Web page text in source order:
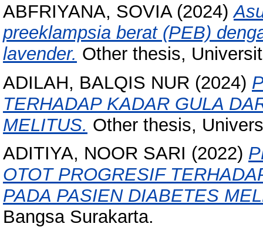
ABFRIYANA, SOVIA(2024)
preeklampsia berat (PEB)
lavender. Other thesis,
ADILAH, BALQIS NUR (2024)
TERHADAP KADAR GULA
MELITUS. Other thesis,
ADITIYA, NOOR SARI (2022)
OTOT PROGRESIF
PADA PASIEN DIABETES
Bangsa Surakarta.